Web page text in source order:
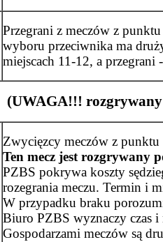
Przegrani z meczów z
wyboru przeciwnika ma
miejscach 11-12, a przegrani
(UWAGA!!!
Zwycięzcy meczów z punktu
Ten mecz jest rozgrywany
PZBS pokrywa koszty
rozegrania meczu. Termin i
W przypadku braku
Biuro PZBS wyznaczy czas i
Gospodarzami meczów są